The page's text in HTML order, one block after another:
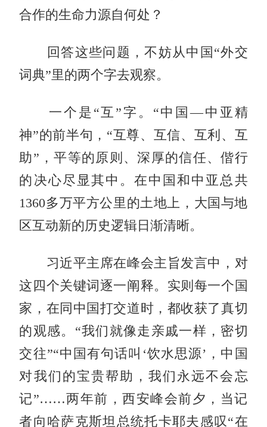
合作的生命力源自何处？
回答这些问题，不妨从中国“外交
词典”里的两个字去观察。
一个是“互”字。“中国—中亚精
神”的前半句，“互尊、互信、互利、互
助”，平等的原则、深厚的信任、偕行
的决心尽显其中。在中国和中亚总共
1360多万平方公里的土地上，大国与地
区互动新的历史逻辑日渐清晰。
习近平主席在峰会主旨发言中，对
这四个关键词逐一阐释。实则每一个国
家，在同中国打交道时，都收获了真切
的观感。“我们就像走亲戚一样，密切
交往”“中国有句话叫‘饮水思源’，中国
对我们的宝贵帮助，我们永远不会忘
记”……两年前，西安峰会前夕，当记
者向哈萨克斯坦总统托卡耶夫感叹“在